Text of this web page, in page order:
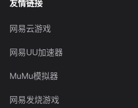
友情链接
网易云游戏
网易UU加速器
MuMu模拟器
网易发烧游戏